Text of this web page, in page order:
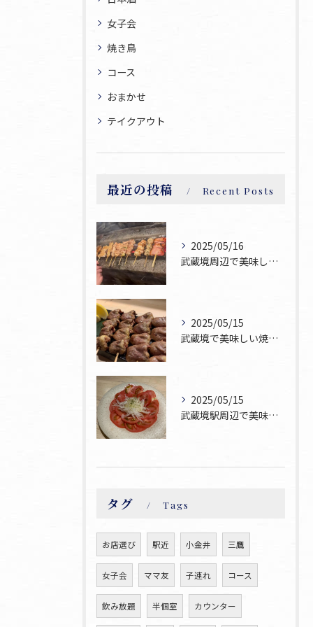
女子会
焼き鳥
コース
おまかせ
テイクアウト
最近の投稿 Recent Posts
2025/05/16
武蔵境周辺で美味しい焼鳥が食べられるお店焼鳥ゆうです♪
2025/05/15
武蔵境で美味しい焼鳥お探しならぜひ焼鳥ゆうへお越し下さい！
2025/05/15
武蔵境駅周辺で美味しい焼鳥が食べられるお店焼鳥ゆうです♪
タグ Tags
お店選び 駅近 小金井 三鷹
女子会 ママ友 子連れ コース
飲み放題 半個室 カウンター